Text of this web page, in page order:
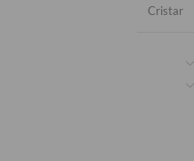
Cristar